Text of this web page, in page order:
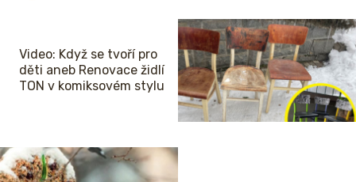
Video: Když se tvoří pro
děti aneb Renovace židlí
TON v komiksovém stylu